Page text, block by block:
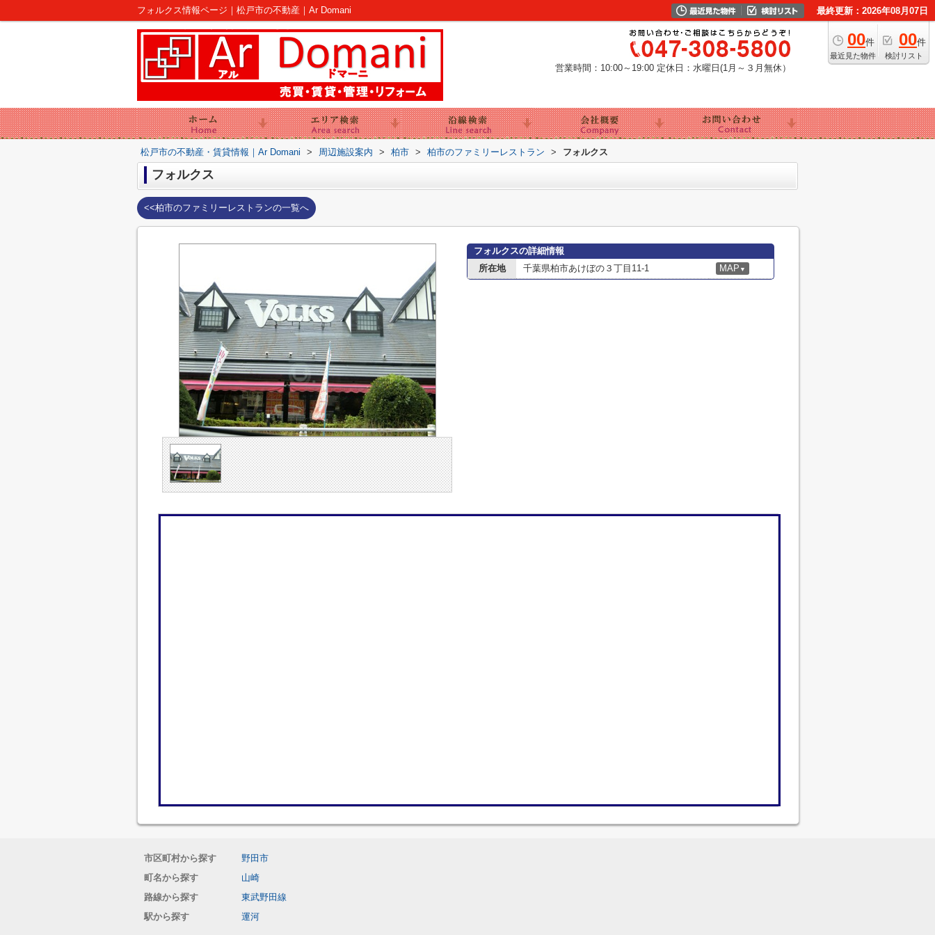
フォルクス情報ページ｜松戸市の不動産｜Ar Domani 最終更新：2026年08月07日
00件
最近見た物件
00件
検討リスト
営業時間：10:00～19:00 定休日：水曜日(1月～３月無休）
松戸市の不動産・賃貸情報｜Ar Domani > 周辺施設案内 > 柏市 > 柏市のファミリーレストラン > フォルクス
フォルクス
<<柏市のファミリーレストランの一覧へ
フォルクスの詳細情報
所在地
千葉県柏市あけぼの３丁目11-1 MAP ▼
市区町村から探す
野田市
町名から探す
山崎
路線から探す
東武野田線
駅から探す
運河